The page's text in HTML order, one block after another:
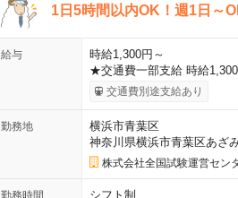
1日5時間以内OK！週1日～
給与
時給1,300円～
★交通費一部支給 時給
交通費別途支給あり
勤務地
横浜市青葉区
神奈川県横浜市青葉区あざ
株式会社全国試験運営セン
勤務時間
シフト制